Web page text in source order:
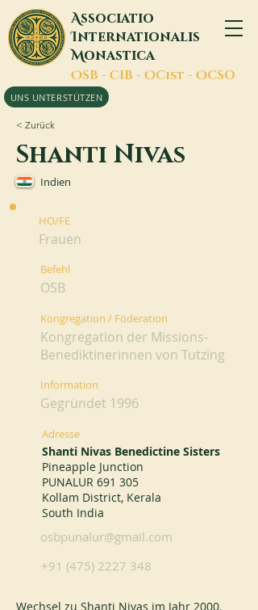
Associatio
Internationalis
Monastica
OSB - CIB - OCist - OCSO
UNS UNTERSTÜTZEN
< Zurück
Shanti Nivas
Indien
HO/FE
Frauen
Befehl
OSB
Kongregation / Föderation
Kongregation der Missions-
Benediktinerinnen von Tutzing
Information
Gegründet 1996
Adresse
Shanti Nivas Benedictine Sisters
Pineapple Junction
PUNALUR 691 305
Kollam District, Kerala
South India
osbpunalur@gmail.com
+91 (475) 2227 348
Wechsel zu Shanti Nivas im Jahr 2000.